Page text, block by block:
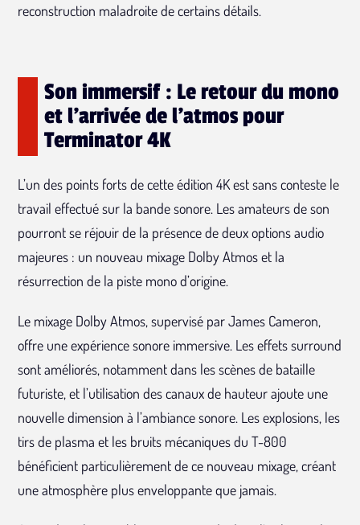
reconstruction maladroite de certains détails.
Son immersif : Le retour du mono
et l'arrivée de l'atmos pour
Terminator 4K
L’un des points forts de cette édition 4K est sans conteste le
travail effectué sur la bande sonore. Les amateurs de son
pourront se réjouir de la présence de deux options audio
majeures : un nouveau mixage Dolby Atmos et la
résurrection de la piste mono d’origine.
Le mixage Dolby Atmos, supervisé par James Cameron,
offre une expérience sonore immersive. Les effets surround
sont améliorés, notamment dans les scènes de bataille
futuriste, et l’utilisation des canaux de hauteur ajoute une
nouvelle dimension à l’ambiance sonore. Les explosions, les
tirs de plasma et les bruits mécaniques du T-800
bénéficient particulièrement de ce nouveau mixage, créant
une atmosphère plus enveloppante que jamais.